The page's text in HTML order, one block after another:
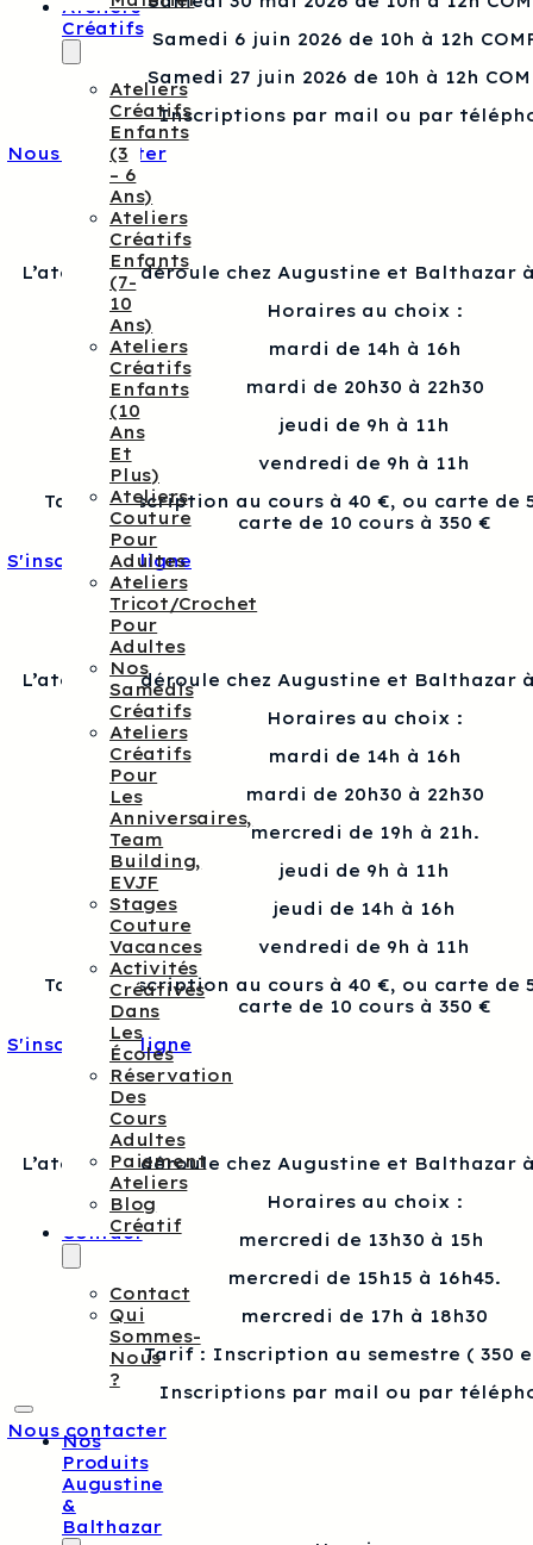
Ateliers
Créatifs
Ateliers
Créatifs
Enfants
(3
– 6
Ans)
Ateliers
Créatifs
Enfants
(7-
10
Ans)
Ateliers
Créatifs
Enfants
(10
Ans
Et
Plus)
Ateliers
Couture
Pour
Adultes
Ateliers
Tricot/crochet
Pour
Adultes
Nos
Samedis
Créatifs
Ateliers
Créatifs
Pour
Les
Anniversaires,
Team
Building,
EVJF
Stages
Couture
Vacances
Activités
Créatives
Dans
Les
Écoles
Réservation
Des
Cours
Adultes
Paiement
Ateliers
Blog
Créatif
Contact
Contact
Qui
Sommes-
Nous
?
Nos
Produits
Augustine
&
Balthazar
Samedi 6 juin 2026 de 10h à 12h
Samedi 27 juin 2026 de 10h à 12h
Inscriptions par mail ou par
Nous contacter
L’atelier se déroule chez Augustine et Balthazar
Horaires au choix :
mardi de 14h à 16h
mardi de 20h30 à 22h30
jeudi de 9h à 11h
vendredi de 9h à 11h
Tarif : Inscription au cours à 40 €, ou carte de
carte de 10 cours à 350 €
S'inscrire en ligne
L’atelier se déroule chez Augustine et Balthazar
Horaires au choix :
mardi de 14h à 16h
mardi de 20h30 à 22h30
mercredi de 19h à 21h.
jeudi de 9h à 11h
jeudi de 14h à 16h
vendredi de 9h à 11h
Tarif : Inscription au cours à 40 €, ou carte de
carte de 10 cours à 350 €
S'inscrire en ligne
L’atelier se déroule chez Augustine et Balthazar
Horaires au choix :
mercredi de 13h30 à 15h
mercredi de 15h15 à 16h45.
mercredi de 17h à 18h30
Tarif : Inscription au semestre ( 350
Inscriptions par mail ou par
Nous contacter